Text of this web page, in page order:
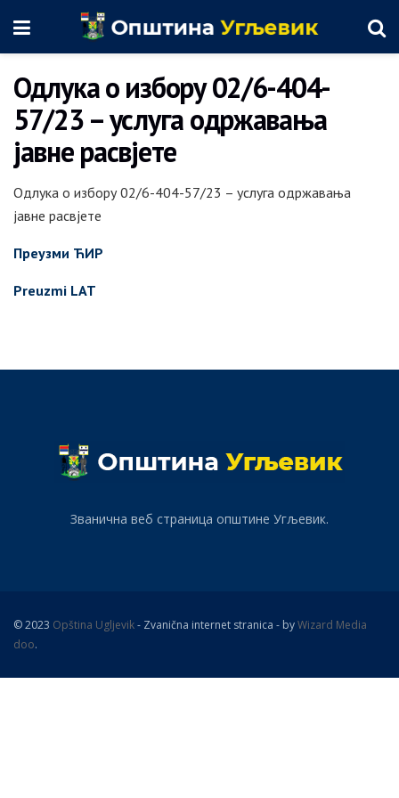
Одлука о избору 02/6-404-
57/23 – услуга одржавања
јавне расвјете
Одлука о избору 02/6-404-57/23 – услуга одржавања
јавне расвјете
Преузми ЋИР
Preuzmi LAT
Званична веб страница општине Угљевик.
© 2023 Opština Ugljevik- Zvanična internet stranica - byWizard Media
doo.